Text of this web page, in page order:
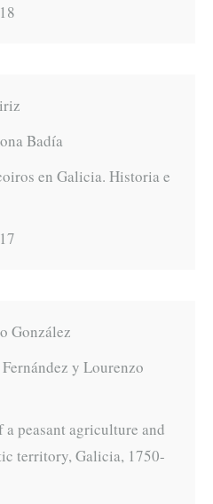
Badía
en Galicia. Historia e
González
y Lourenzo
peasant agriculture and
territory, Galicia, 1750-